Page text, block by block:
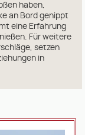
haben,
an Bord genippt
eine Erfahrung
Für weitere
setzen
in